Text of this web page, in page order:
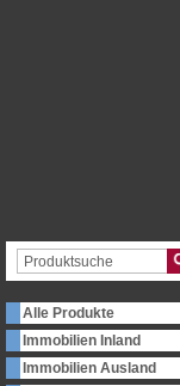
Alle Produkte
Immobilien Inland
Immobilien Ausland